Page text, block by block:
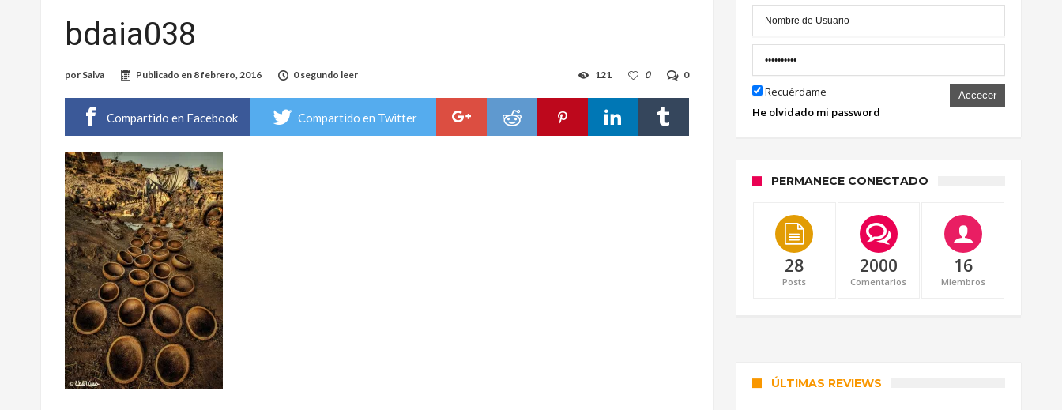
bdaia038
por Salva Publicado en 8 febrero, 2016 0 segundo leer 0
0
121
Compartido en Facebook Compartido en Twitter
Recuérdame Accecer
He olvidado mi password
PERMANECE CONECTADO
28
Posts
2000
Comentarios
16
Miembros
ÚLTIMAS REVIEWS